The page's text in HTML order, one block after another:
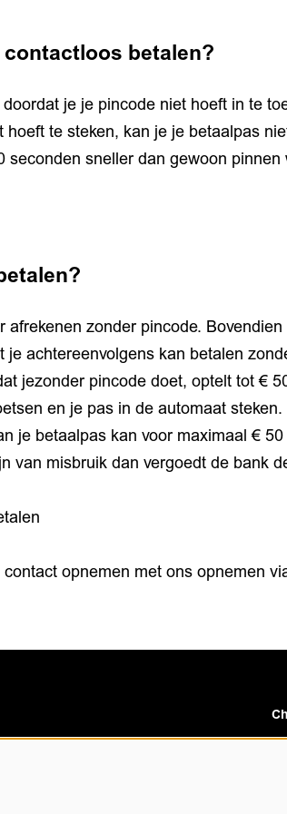
betalen?
je je pincode niet hoeft in te
te steken, kan je je betaalpas
sneller dan gewoon pinnen
zonder pincode.
achtereenvolgens kan betalen
jezonder pincode doet, optelt tot €
en je pas in de automaat
je betaalpas kan voor maximaal €
van misbruik dan vergoedt de bank
opnemen met ons opnemen